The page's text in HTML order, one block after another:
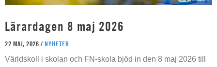
Lärardagen 8 maj 2026
22 MAJ, 2026 / NYHETER
Världskoll i skolan och FN-skola bjöd in den 8 maj 2026 till